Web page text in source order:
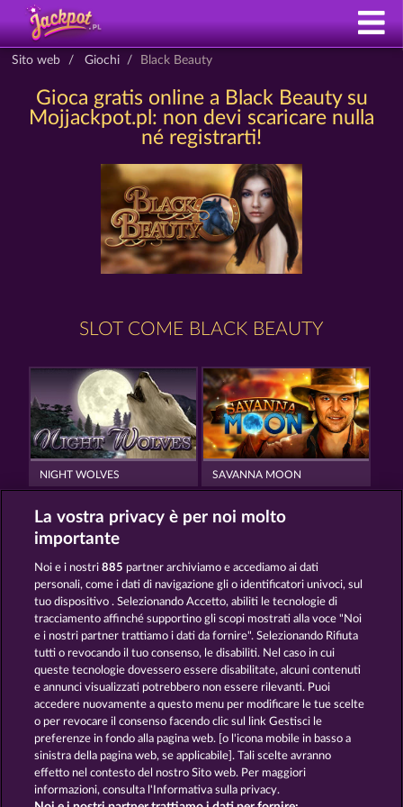
Sito web Giochi Black Beauty
Gioca gratis online a Black Beauty su
Mojjackpot.pl: non devi scaricare nulla
né registrarti!
SLOT COME BLACK BEAUTY
NIGHT WOLVES SAVANNA MOON
KING OF THE JUNGLE MAJESTIC KING
Termini e condizioni
Informativa sulla privacy Note legali
Società FAQ Programma di affiliazione
Facebook
La vostra privacy è per noi molto
importante
Noi e i nostri885 partner archiviamo e accediamo ai dati
personali, come i dati di navigazione gli o identificatori univoci, sul
tuo dispositivo . Selezionando Accetto, abiliti le tecnologie di
tracciamento affinché supportino gli scopi mostrati alla voce "Noi
e i nostri partner trattiamo i dati da fornire". Selezionando Rifiuta
tutti o revocando il tuo consenso, le disabiliti. Nel caso in cui
queste tecnologie dovessero essere disabilitate, alcuni contenuti
e annunci visualizzati potrebbero non essere rilevanti. Puoi
accedere nuovamente a questo menu per modificare le tue scelte
o per revocare il consenso facendo clic sul link Gestisci le
preferenze in fondo alla pagina web. [o l'icona mobile in basso a
sinistra della pagina web, se applicabile]. Tali scelte avranno
effetto nel contesto del nostro Sito web. Per maggiori
informazioni, consulta l'Informativa sulla privacy.